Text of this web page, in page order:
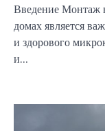
Введение Монтаж
домах является
и здорового
и…